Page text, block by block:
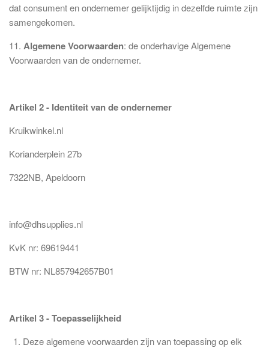
dat consument en ondernemer gelijktijdig in dezelfde ruimte zijn
samengekomen.
11. Algemene Voorwaarden: de onderhavige Algemene
Voorwaarden van de ondernemer.
Artikel 2 - Identiteit van de ondernemer
Kruikwinkel.nl
Korianderplein 27b
7322NB, Apeldoorn
info@dhsupplies.nl
KvK nr: 69619441
BTW nr: NL857942657B01
Artikel 3 - Toepasselijkheid
Deze algemene voorwaarden zijn van toepassing op elk